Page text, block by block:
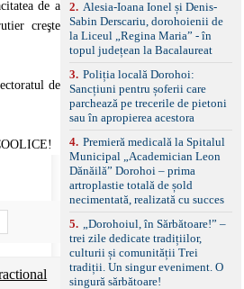
de a
creşte
de
schimbare bandă și
menținere bandă Faruri
bi-xenon adaptive cu
asistent fază lungă
automată , lumini de zi
LED, proiectoare ceață
LED, spălătoare faruri
față/spate, cameră
marșarier Keyless entry
& start, geamuri electrice
față/spate, oglinzi
electrice, încălzite și
rabatabile Sistem hands-
free, Bluetooth, USB
Sistem start/stop, frână
de parcare electrică,
anvelope vară runflat
2. Alesia-Ioana Ionel și Denis-
Sabin Derscariu, dorohoienii de
la Liceul „Regina Maria” - în
topul județean la Bacalaureat
3. Poliția locală Dorohoi:
Sancțiuni pentru șoferii care
parchează pe trecerile de pietoni
sau în apropierea acestora
4. Premieră medicală la Spitalul
Municipal „Academician Leon
Dănăilă” Dorohoi – prima
artroplastie totală de șold
necimentată, realizată cu succes
5.
„Dorohoiul, în Sărbătoare!” –
trei zile dedicate tradițiilor,
culturii și comunității Trei
tradiții. Un singur eveniment. O
singură sărbătoare!